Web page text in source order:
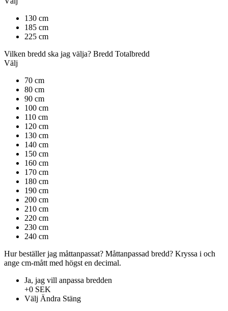
130 cm
185 cm
225 cm
Vilken bredd ska jag välja? Bredd Totalbredd
Välj
70 cm
80 cm
90 cm
100 cm
110 cm
120 cm
130 cm
140 cm
150 cm
160 cm
170 cm
180 cm
190 cm
200 cm
210 cm
220 cm
230 cm
240 cm
Hur beställer jag måttanpassat? Måttanpassad bredd? Kryssa i och
ange cm-mått med högst en decimal.
Ja, jag vill anpassa bredden
+0 SEK
Välj Ändra Stäng